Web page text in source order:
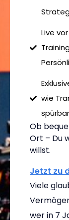
Live
wie
Ob
Ort – Du
willst.
Jetzt zu
Viele
wer in 7